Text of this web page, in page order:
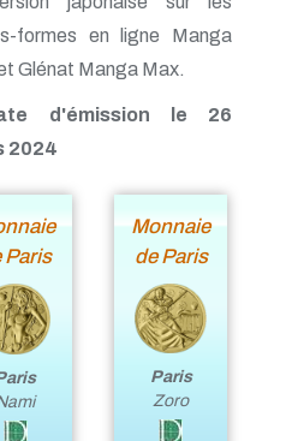
formes en ligne Manga
Glénat Manga Max.
d'émission le 26
2024
Paris
Monnaie
de Paris
Paris
Zoro